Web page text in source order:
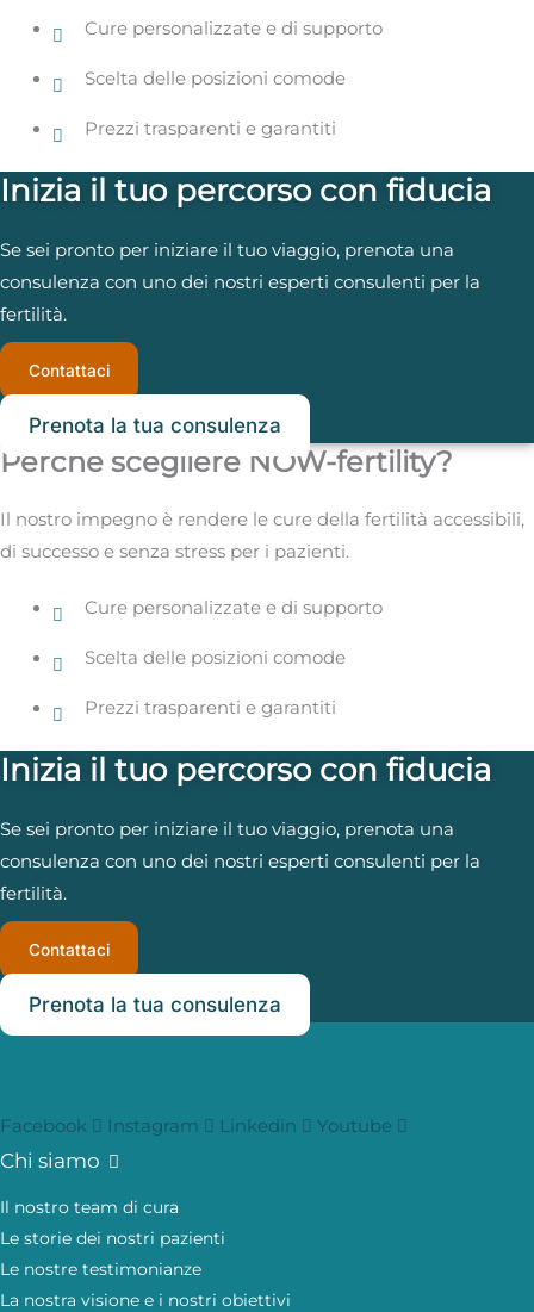
Cure personalizzate e di supporto
Scelta delle posizioni comode
Prezzi trasparenti e garantiti
Inizia il tuo percorso con fiducia
Se sei pronto per iniziare il tuo viaggio, prenota una
consulenza con uno dei nostri esperti consulenti per la
fertilità.
Contattaci
Prenota la tua consulenza
Perché scegliere NOW-fertility?
Il nostro impegno è rendere le cure della fertilità accessibili,
di successo e senza stress per i pazienti.
Cure personalizzate e di supporto
Scelta delle posizioni comode
Prezzi trasparenti e garantiti
Inizia il tuo percorso con fiducia
Se sei pronto per iniziare il tuo viaggio, prenota una
consulenza con uno dei nostri esperti consulenti per la
fertilità.
Contattaci
Prenota la tua consulenza
Facebook Instagram Linkedin Youtube
Chi siamo
Il nostro team di cura
Le storie dei nostri pazienti
Le nostre testimonianze
La nostra visione e i nostri obiettivi